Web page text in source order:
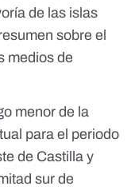
de las islas
sobre el
medios de
menor de la
para el periodo
de Castilla y
sur de